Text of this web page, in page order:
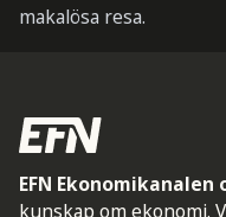
makalösa resa.
EFN
kunskap om ekonomi.